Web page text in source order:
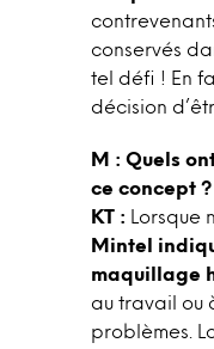
conservés
tel défi ! En
décision
M : Quels
ce concept ?
KT : Lorsque
Mintel
maquillage
au travail ou
problèmes.